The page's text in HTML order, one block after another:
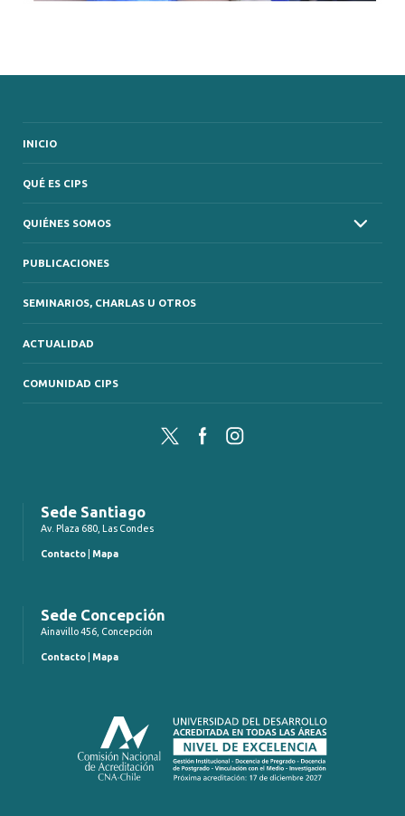
INICIO
QUÉ ES CIPS
QUIÉNES SOMOS
PUBLICACIONES
SEMINARIOS, CHARLAS U OTROS
ACTUALIDAD
COMUNIDAD CIPS
Twitter FacebookInstagram
Sede Santiago
Av. Plaza 680, Las Condes
Contacto Mapa
Sede Concepción
Ainavillo 456, Concepción
Contacto Mapa